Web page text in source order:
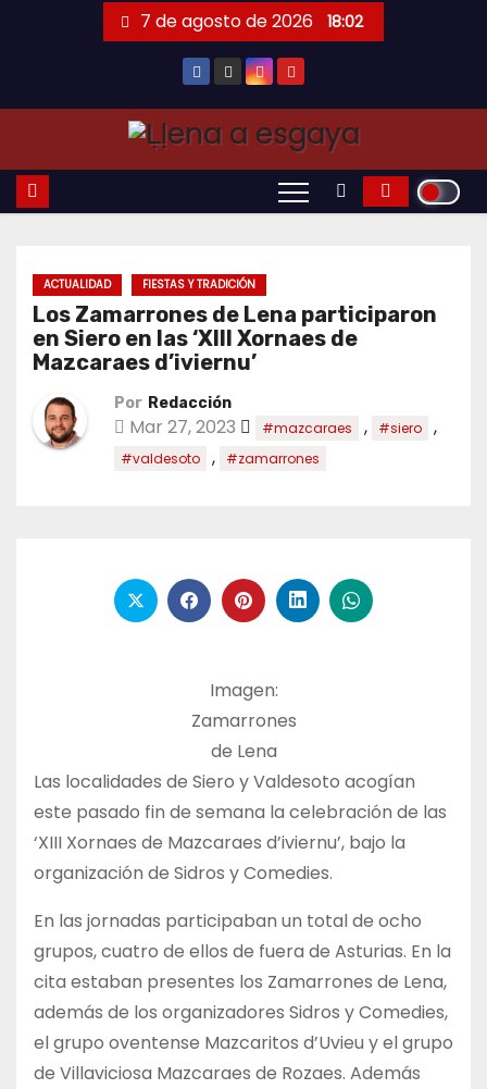
7 de agosto de 2026 18:02
ACTUALIDAD FIESTAS Y TRADICIÓN
Los Zamarrones de Lena participaron
en Siero en las ‘XIII Xornaes de
Mazcaraes d’iviernu’
Por Redacción
Mar 27, 2023 #mazcaraes , #siero ,
#valdesoto , #zamarrones
Imagen:
Zamarrones
de Lena
Las localidades de Siero y Valdesoto acogían
este pasado fin de semana la celebración de las
‘XIII Xornaes de Mazcaraes d’iviernu’, bajo la
organización de Sidros y Comedies.
En las jornadas participaban un total de ocho
grupos, cuatro de ellos de fuera de Asturias. En la
cita estaban presentes los Zamarrones de Lena,
además de los organizadores Sidros y Comedies,
el grupo oventense Mazcaritos d’Uvieu y el grupo
de Villaviciosa Mazcaraes de Rozaes. Además